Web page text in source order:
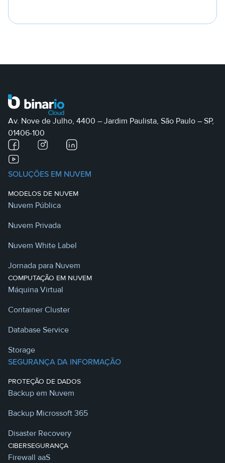
Av. Nove de Julho, 4400 – Jardim Paulista, São Paulo – SP,
01406-100
SOLUÇÕES EM NUVEM
MODELOS DE NUVEM
Nuvem Pública
Nuvem Privada
Nuvem White Label
Jornada para Nuvem
COMPUTAÇÃO EM NUVEM
Máquina Virtual
Container Cluster
Database Service
Storage
SEGURANÇA DA INFORMAÇÃO
PROTEÇÃO DE DADOS
Backup em Nuvem
Backup Microssoft 365
Disaster Recovery
CIBERSEGURANÇA
Firewall aaS